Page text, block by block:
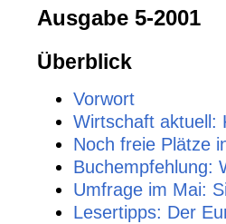
Ausgabe 5-2001
Überblick
Vorwort
Wirtschaft aktuell:
Noch freie Plätze
Buchempfehlung:
Umfrage im Mai:
Lesertipps: Der